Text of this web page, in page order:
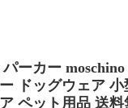
ーカー
ドッグウェア
ペット用品 送料